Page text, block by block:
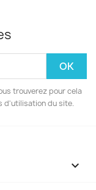
trouverez pour cela
d'utilisation du site.
